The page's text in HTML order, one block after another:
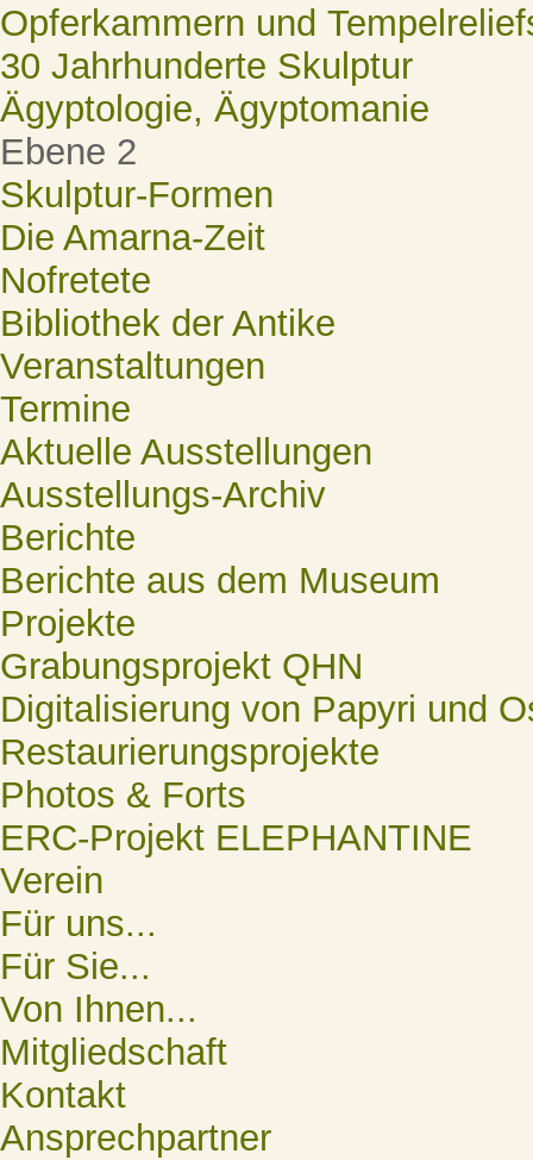
Opferkammern und
30 Jahrhunderte Skulptur
Ägyptologie, Ägyptomanie
Ebene 2
Skulptur-Formen
Die Amarna-Zeit
Nofretete
Bibliothek der Antike
Veranstaltungen
Termine
Aktuelle Ausstellungen
Ausstellungs-Archiv
Berichte
Berichte aus dem Museum
Projekte
Grabungsprojekt QHN
Digitalisierung von Papyri und
Restaurierungsprojekte
Photos & Forts
ERC-Projekt ELEPHANTINE
Verein
Für uns...
Für Sie...
Von Ihnen...
Mitgliedschaft
Kontakt
Ansprechpartner